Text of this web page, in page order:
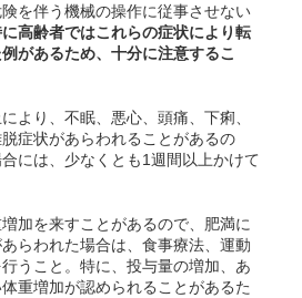
を伴う機械の操作に従事させない
高齢者ではこれらの症状により転
があるため、十分に注意するこ
より、不眠、悪心、頭痛、下痢、
症状があらわれることがあるの
には、少なくとも1週間以上かけて
加を来すことがあるので、肥満に
らわれた場合は、食事療法、運動
うこと。特に、投与量の増加、あ
重増加が認められることがあるた